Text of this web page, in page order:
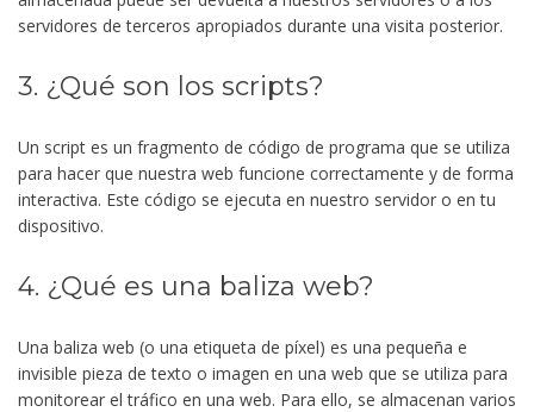
servidores de terceros apropiados durante una visita posterior.
3. ¿Qué son los scripts?
Un script es un fragmento de código de programa que se utiliza
para hacer que nuestra web funcione correctamente y de forma
interactiva. Este código se ejecuta en nuestro servidor o en tu
dispositivo.
4. ¿Qué es una baliza web?
Una baliza web (o una etiqueta de píxel) es una pequeña e
invisible pieza de texto o imagen en una web que se utiliza para
monitorear el tráfico en una web. Para ello, se almacenan varios